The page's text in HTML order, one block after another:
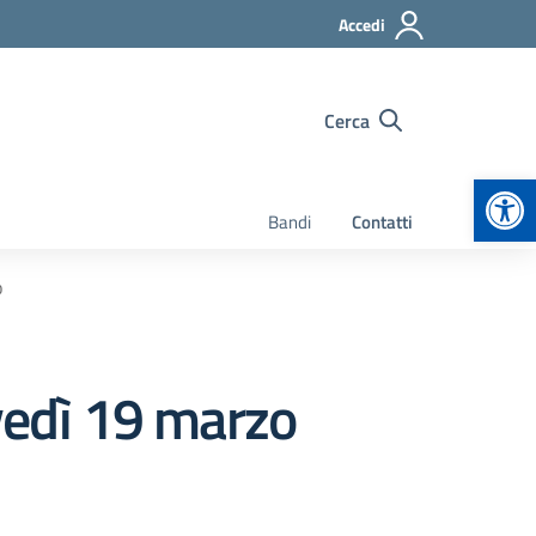
Accedi
Cerca
Bandi Contatti
19 marzo